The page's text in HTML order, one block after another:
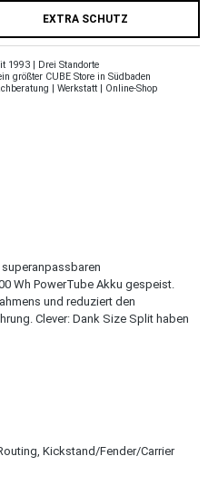
EXTRA SCHUTZ
1993 | Drei Standorte
größter CUBE Store in Südbaden
| Werkstatt | Online-Shop
Wh PowerTube Akku gespeist.
und reduziert den
Clever: Dank Size Split haben
Kickstand/Fender/Carrier